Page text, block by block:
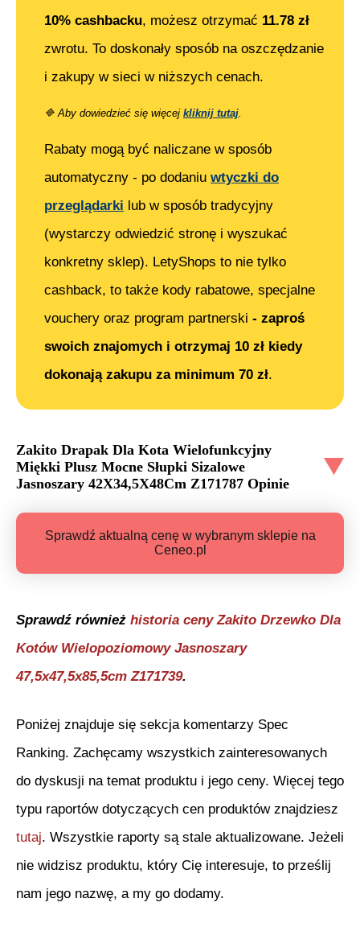
10% cashbacku, możesz otrzymać 11.78 zł
zwrotu. To doskonały sposób na oszczędzanie
i zakupy w sieci w niższych cenach.
🔷 Aby dowiedzieć się więcej kliknij tutaj
Rabaty mogą być naliczane w sposób
automatyczny - po dodaniu wtyczki do
przeglądarki lub w sposób tradycyjny
(wystarczy odwiedzić stronę i wyszukać
konkretny sklep). LetyShops to nie tylko
cashback, to także kody rabatowe, specjalne
vouchery oraz program partnerski - zaproś
swoich znajomych i otrzymaj 10 zł kiedy
dokonają zakupu za minimum 70 zł.
Zakito Drapak Dla Kota Wielofunkcyjny
Miękki Plusz Mocne Słupki Sizalowe
Jasnoszary 42X34,5X48Cm Z171787 Opinie
Sprawdź aktualną cenę w wybranym sklepie na
Ceneo.pl
Sprawdź również historia ceny Zakito Drzewko Dla
Kotów Wielopoziomowy Jasnoszary
47,5x47,5x85,5cm Z171739.
Poniżej znajduje się sekcja komentarzy Spec
Ranking. Zachęcamy wszystkich zainteresowanych
do dyskusji na temat produktu i jego ceny. Więcej tego
typu raportów dotyczących cen produktów znajdziesz
tutaj. Wszystkie raporty są stale aktualizowane. Jeżeli
nie widzisz produktu, który Cię interesuje, to prześlij
nam jego nazwę, a my go dodamy.